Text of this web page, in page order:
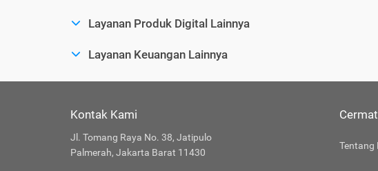
Layanan Produk Digital Lainnya
Layanan Keuangan Lainnya
Kontak Kami
Jl. Tomang Raya No. 38, Jatipulo
Palmerah, Jakarta Barat 11430
Tentang